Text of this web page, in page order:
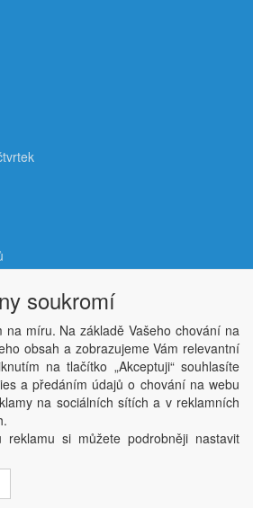
a.s. 2026,
soukromí
na míru. Na základě Vašeho chování na
obsah a zobrazujeme Vám relevantní
na tlačítko „Akceptuji“ souhlasíte
a předáním údajů o chování na webu
na sociálních sítích a v reklamních
reklamu si můžete podrobněji nastavit